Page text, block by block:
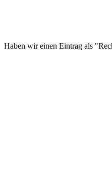
Haben wir einen Eintrag als